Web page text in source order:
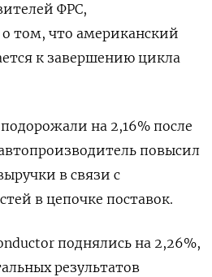
ФРС,
том, что американский
к завершению цикла
на 2,16% после
повысил
в связи с
в цепочке поставок.
поднялись на 2,26%,
результатов